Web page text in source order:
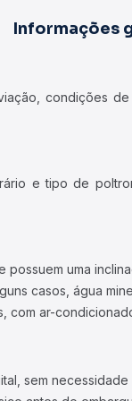
Informações
condições
e tipo de
uma
casos, água
com ar-
sem